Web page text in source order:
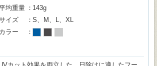
均重量
143g
イズ
S、M、L、XL
カラー